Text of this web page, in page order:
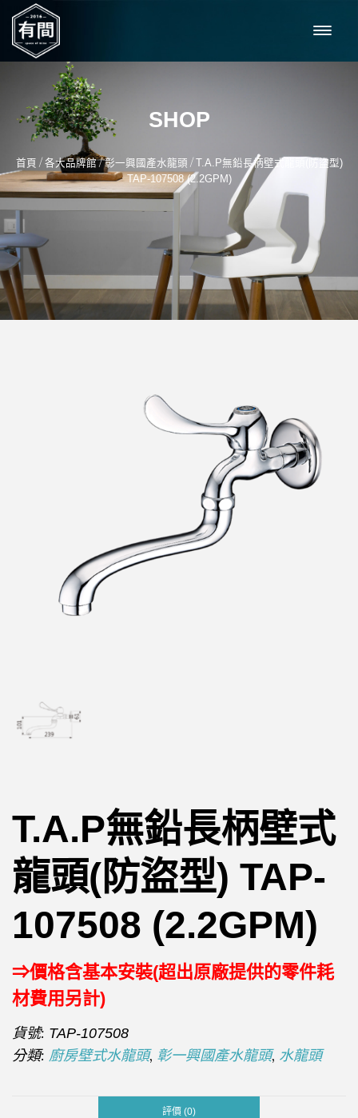
SHOP
首頁 / 各大品牌館/彰一興國產水龍頭 /
T.A.P無鉛長柄壁式龍頭(防盜型)
TAP-107508 (2.2GPM)
T.A.P無鉛長柄壁式
龍頭(防盜型) TAP-
107508 (2.2GPM)
⇒價格含基本安裝(超出原廠提供的零件耗
材費用另計)
貨號: TAP-107508
分類: 廚房壁式水龍頭, 彰一興國產水龍頭, 水龍頭
評價 (0)